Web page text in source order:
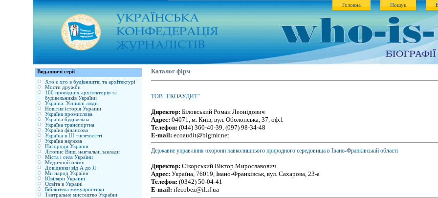
Пошук
Головна
Каталог фірм
ТОВ "ЕКОАУДИТ"
Директор: Біловський Роман Леонідович
Адрес: 04071, м. Київ, вул. Оболонська, 37, оф.1
Телефон: (044) 360-40-39, (097) 98-34-48
E-mail: ecoaudit@bigmir.net
Державне управління охорони навколишнього природного середовища в Івано-Франківській області
Директор: Сікорський Віктор Мирославович
Адрес: Україна, 76019, Івано-Франківськ, вул. Сахарова, 23-а
Телефон: (0342) 50-04-41
E-mail: ifecobez@il.if.ua
Видавничі серії
Хто є хто в будівництві та архітектурі
Мости дружби
100 провідних архітекторів та
будівельників України
Україна. Успішні люди
Новітня історія України
Україна промислова
Україна будівельна
Україна транспортна
Україна фінансова
Україна в ІІІ тисячолітті
Україна наукова
Нагороди України
Літопис Вищі навчальні заклади
Міста і села України
Медичний олімп
Довідники від А до Я
Ми народ України
Ювіляри України
Освіта в Україні
Бібліотека мемуаристики
Театральне мистецтво України